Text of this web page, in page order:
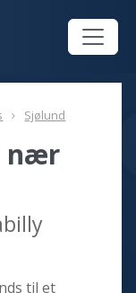
Sjølund
nær
til et